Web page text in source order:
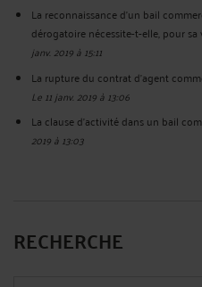
La reconnaissance d’un bail
dérogatoire nécessite-t-elle, pour
janv. 2019 à 15:11
La rupture du contrat d'agent
Le 11 janv. 2019 à 13:06
La clause d'activité dans un bail
2019 à 13:03
RECHERCHE